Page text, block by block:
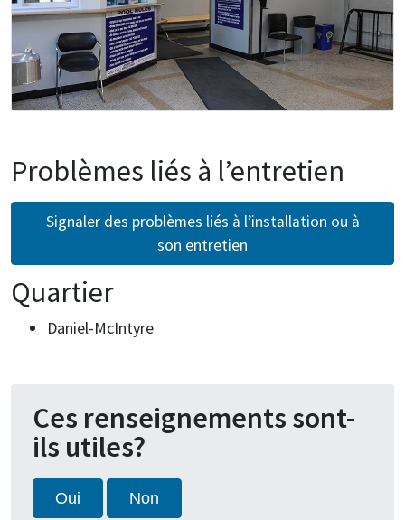
Problèmes liés à l’entretien
Signaler des problèmes liés à l’installation ou à
son entretien
Quartier
Daniel-McIntyre
Ces renseignements sont-
ils utiles?
Oui Non